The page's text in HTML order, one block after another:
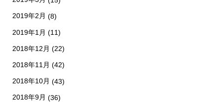
2019年2月 (8)
2019年1月 (11)
2018年12月 (22)
2018年11月 (42)
2018年10月 (43)
2018年9月 (36)